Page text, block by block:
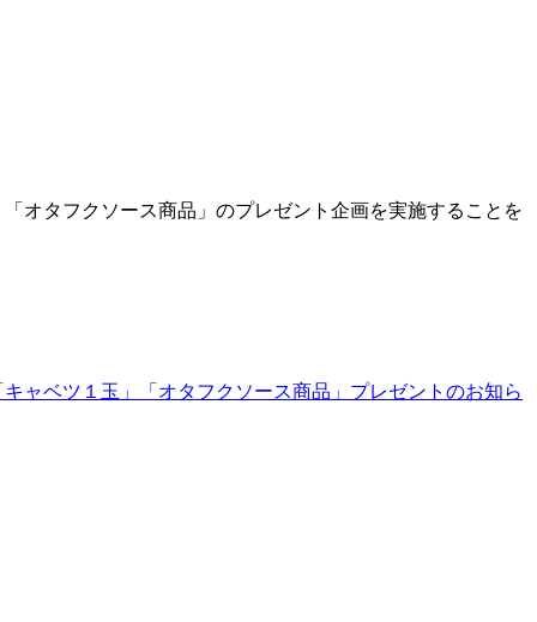
オタフクソース商品」のプレゼント企画を実施することを
ャベツ１玉」「オタフクソース商品」プレゼントのお知ら